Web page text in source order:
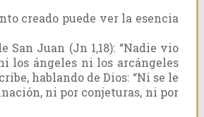
creado puede ver la esencia
San Juan (Jn 1,18): “Nadie vio
los ángeles ni los arcángeles
hablando de Dios: “Ni se le
ni por conjeturas, ni por